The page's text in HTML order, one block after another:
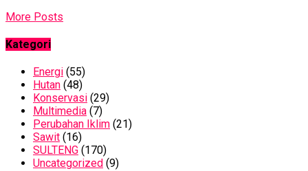
More Posts
Kategori
Energi (55)
Hutan (48)
Konservasi (29)
Multimedia (7)
Perubahan Iklim (21)
Sawit (16)
SULTENG (170)
Uncategorized (9)